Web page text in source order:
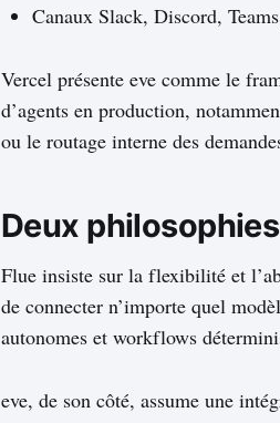
Canaux Slack, Discord,
Vercel présente eve comme le
d’agents en production,
ou le routage interne des
Deux
Flue insiste sur la flexibilité et
de connecter n’importe quel
autonomes et workflows
eve, de son côté, assume une